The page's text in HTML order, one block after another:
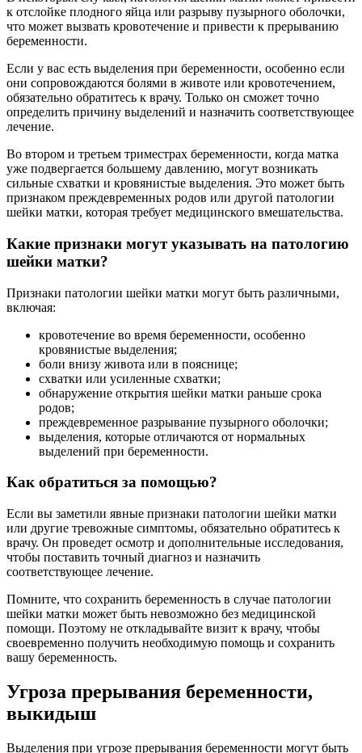
к отслойке плодного яйца или разрыву пузырного оболочки,
что может вызвать кровотечение и привести к прерыванию
беременности.
Если у вас есть выделения при беременности, особенно если
они сопровождаются болями в животе или кровотечением,
обязательно обратитесь к врачу. Только он сможет точно
определить причину выделений и назначить соответствующее
лечение.
Во втором и третьем триместрах беременности, когда матка
уже подвергается большему давлению, могут возникать
сильные схватки и кровянистые выделения. Это может быть
признаком преждевременных родов или другой патологии
шейки матки, которая требует медицинского вмешательства.
Какие признаки могут указывать на патологию
шейки матки?
Признаки патологии шейки матки могут быть различными,
включая:
кровотечение во время беременности, особенно
кровянистые выделения;
боли внизу живота или в пояснице;
схватки или усиленные схватки;
обнаружение открытия шейки матки раньше срока
родов;
преждевременное разрывание пузырного оболочки;
выделения, которые отличаются от нормальных
выделений при беременности.
Как обратиться за помощью?
Если вы заметили явные признаки патологии шейки матки
или другие тревожные симптомы, обязательно обратитесь к
врачу. Он проведет осмотр и дополнительные исследования,
чтобы поставить точный диагноз и назначить
соответствующее лечение.
Помните, что сохранить беременность в случае патологии
шейки матки может быть невозможно без медицинской
помощи. Поэтому не откладывайте визит к врачу, чтобы
своевременно получить необходимую помощь и сохранить
вашу беременность.
Угроза прерывания беременности,
выкидыш
Выделения при угрозе прерывания беременности могут быть